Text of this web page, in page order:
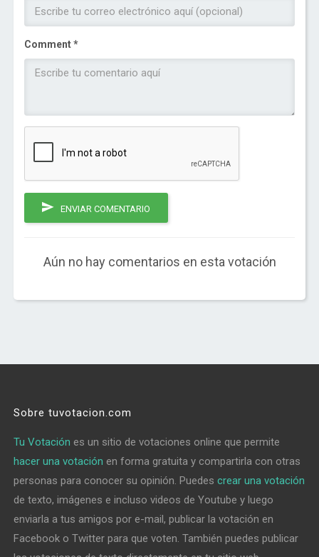
Comment *
ENVIAR COMENTARIO
Aún no hay comentarios en esta votación
Sobre tuvotacion.com
Tu Votación es un sitio de votaciones online que permite
hacer una votación en forma gratuita y compartirla con otras
personas para conocer su opinión. Puedescrear una votación
de texto, imágenes e incluso videos de Youtube y luego
enviarla a tus amigos por e-mail, publicar la votación en
Facebook o Twitter para que voten. También puedes publicar